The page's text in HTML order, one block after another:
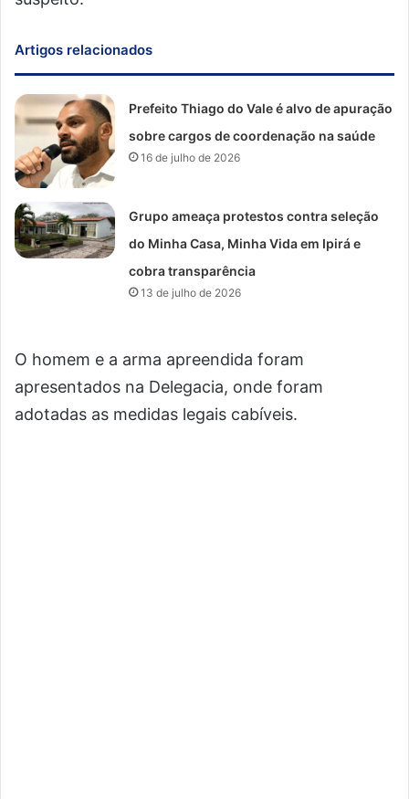
Artigos relacionados
Prefeito Thiago do Vale é alvo de apuração
sobre cargos de coordenação na saúde
16 de julho de 2026
Grupo ameaça protestos contra seleção
do Minha Casa, Minha Vida em Ipirá e
cobra transparência
13 de julho de 2026
O homem e a arma apreendida foram
apresentados na Delegacia, onde foram
adotadas as medidas legais cabíveis.